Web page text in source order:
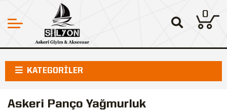
0
KATEGORİLER
Askeri Panço Yağmurluk